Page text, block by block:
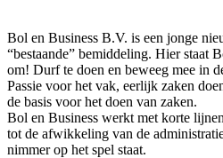
Bol en Business B.V. is een jonge
“bestaande” bemiddeling. Hier staat
om! Durf te doen en beweeg mee in
Passie voor het vak, eerlijk zaken
de basis voor het doen van zaken.
Bol en Business werkt met korte
tot de afwikkeling van de
nimmer op het spel staat.